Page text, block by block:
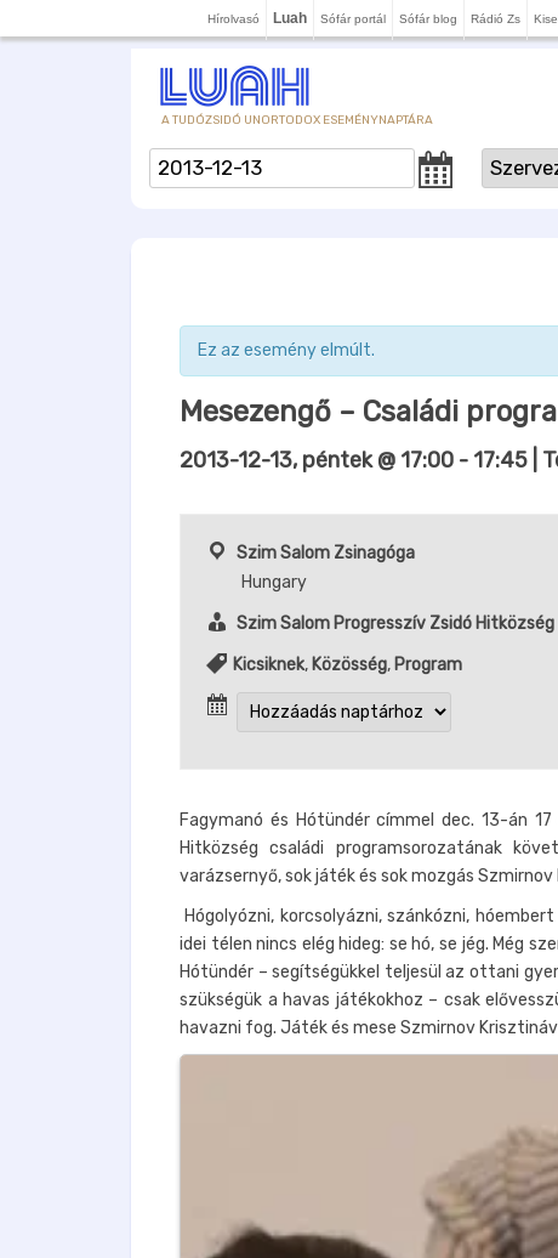
Hírolvasó Luah Sófár portál Sófár blog Rádió Zs
A TUDÓZSIDÓ UNORTODOX ESEMÉNYNAPTÁRA
Ez az esemény elmúlt.
Mesezengő – Családi
2013-12-13, péntek @ 17:00 - 17:45 |
Szim Salom Zsinagóga
Hungary
Szim Salom Progresszív Zsidó Hitközség
Kicsiknek, Közösség, Program
Fagymanó és Hótündér címmel dec. 13-án
Hitközség családi programsorozatának
varázsernyő, sok játék és sok mozgás
Hógolyózni, korcsolyázni, szánkózni,
idei télen nincs elég hideg: se hó, se jég. Még
Hótündér – segítségükkel teljesül az ottani
szükségük a havas játékokhoz – csak
havazni fog. Játék és mese Szmirnov